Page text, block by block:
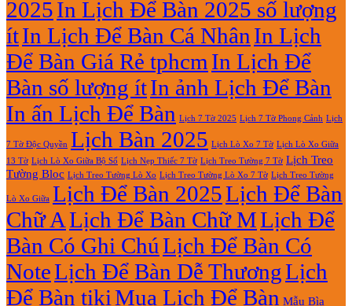
Giá
Rẻ
2027
2025In Lịch Để Bàn 2025 số lượng
ítIn Lịch Để Bàn Cá Nhân In Lịch
Để Bàn Giá Rẻ tphcm In Lịch Để
Bàn số lượng ítIn ảnh Lịch Để Bàn
In ấn Lịch Để Bàn Lịch 7 Tờ 2025 Lịch 7 Tờ Phong Cảnh Lịch
7 Tờ Độc Quyền Lịch Bàn 2025 Lịch Lò Xo 7 Tờ Lịch Lò Xo Giữa
13 Tờ Lịch Lò Xo Giữa Bộ Số Lịch Nẹp Thiếc 7 Tờ Lịch Treo Tường 7 Tờ Lịch Treo
Tường Bloc Lịch Treo Tường Lò Xo Lịch Treo Tường Lò Xo 7 Tờ Lịch Treo Tường
Lò Xo Giữa Lịch Để Bàn 2025Lịch Để Bàn
Chữ ALịch Để Bàn Chữ MLịch Để
Bàn Có Ghi ChúLịch Để Bàn Có
NoteLịch Để Bàn Dễ ThươngLịch
Để Bàn tikiMua Lịch Để Bàn Mẫu Bìa